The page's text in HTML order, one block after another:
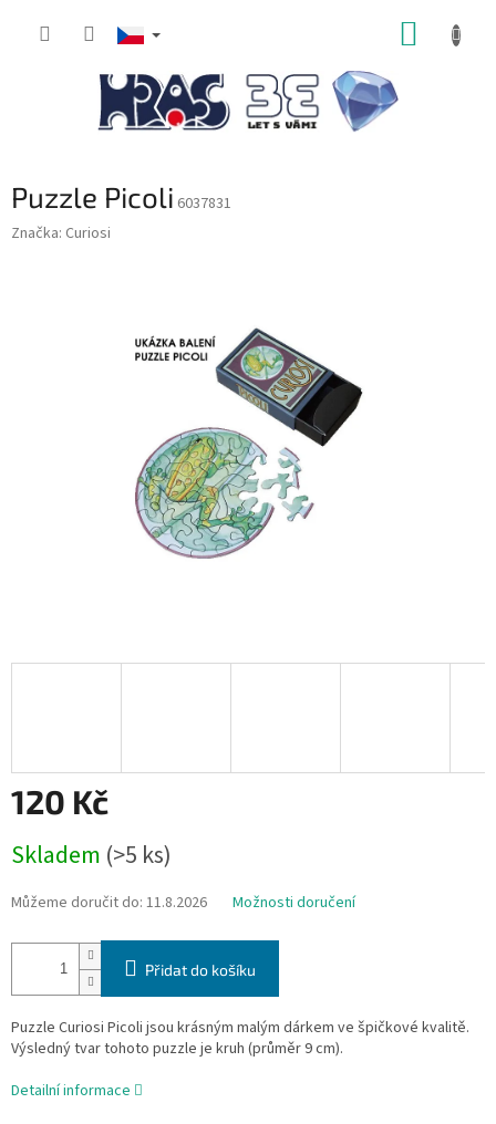
Puzzle Picoli 6037831
Značka: Curiosi
120 Kč
cena:
Skladem (>5 ks)
Můžeme doručit do: 11.8.2026 Možnosti doručení
Přidat do košíku
Puzzle Curiosi Picoli jsou krásným malým dárkem ve špičkové kvalitě.
Výsledný tvar tohoto puzzle je kruh (průměr 9 cm).
Detailní informace